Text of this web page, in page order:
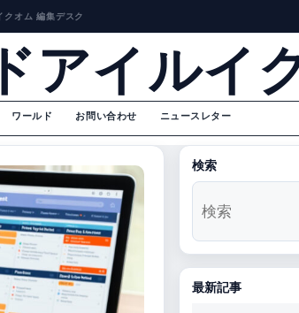
クオム 編集デスク
アイルイ
ワールド お問い合わせ ニュースレター
検索
最新記事